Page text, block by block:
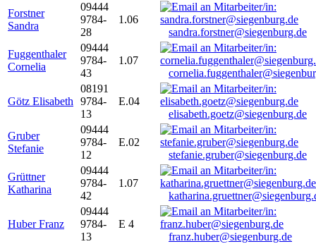
Forstner
Sandra
09444
9784-
28
1.06
sandra.forstner@siegenburg.de
Fuggenthaler
Cornelia
09444
9784-
43
1.07
Götz Elisabeth
08191
9784-
13
E.04
elisabeth.goetz@siegenburg.de
Gruber
Stefanie
09444
9784-
12
E.02
stefanie.gruber@siegenburg.de
Grüttner
Katharina
09444
9784-
42
1.07
Huber Franz
09444
9784-
13
E 4
franz.huber@siegenburg.de